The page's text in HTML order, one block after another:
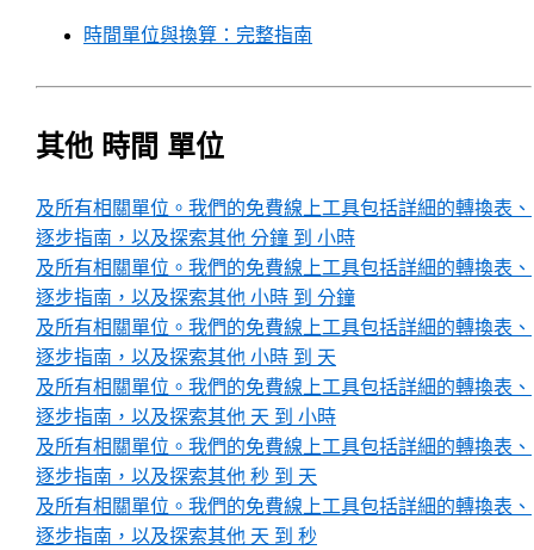
時間單位與換算：完整指南
其他 時間 單位
及所有相關單位。我們的免費線上工具包括詳細的轉換表、
逐步指南，以及探索其他 分鐘 到 小時
及所有相關單位。我們的免費線上工具包括詳細的轉換表、
逐步指南，以及探索其他 小時 到 分鐘
及所有相關單位。我們的免費線上工具包括詳細的轉換表、
逐步指南，以及探索其他 小時 到 天
及所有相關單位。我們的免費線上工具包括詳細的轉換表、
逐步指南，以及探索其他 天 到 小時
及所有相關單位。我們的免費線上工具包括詳細的轉換表、
逐步指南，以及探索其他 秒 到 天
及所有相關單位。我們的免費線上工具包括詳細的轉換表、
逐步指南，以及探索其他 天 到 秒